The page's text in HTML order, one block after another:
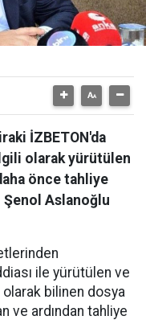
İZBETON'da
olarak yürütülen
önce tahliye
Şenol Aslanoğlu
ile yürütülen ve
bilinen dosya
ve ardından tahliye